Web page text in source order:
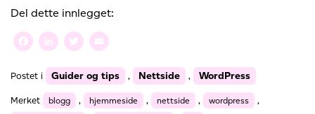
Gjør
bloggen
din
om
en
hjemmeside
Del dette innlegget:
Facebook
LinkedIn
Twitter
Postet i Guider og tips , Nettside , WordPress
Merket blogg , hjemmeside , nettside , wordpress
,